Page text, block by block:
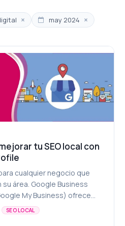
× may 2024 ×
tu SEO local con
cualquier negocio que
área. Google Business
My Business) ofrece
que pueden ayudart...
SEO LOCAL